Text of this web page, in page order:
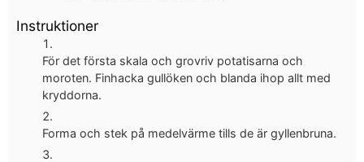
Instruktioner
För det första skala och grovriv potatisarna och
moroten. Finhacka gullöken och blanda ihop allt med
kryddorna.
Forma och stek på medelvärme tills de är gyllenbruna.